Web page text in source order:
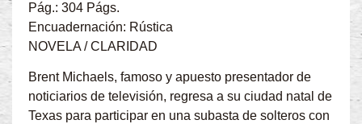
Pág.: 304 Págs.
Encuadernación: Rústica
NOVELA / CLARIDAD
Brent Michaels, famoso y apuesto presentador de
noticiarios de televisión, regresa a su ciudad natal de
Texas para participar en una subasta de solteros con